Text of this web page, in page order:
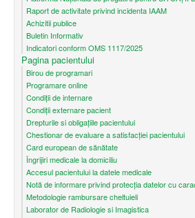
Raport de activitate privind incidenta IAAM
Achizitii publice
Buletin Informativ
Indicatori conform OMS 1117/2025
Pagina pacientului
Birou de programari
Programare online
Condiţii de internare
Condiții externare pacient
Drepturile si obligațiile pacientului
Chestionar de evaluare a satisfacției pacientului
Card european de sănătate
Îngrijiri medicale la domiciliu
Accesul pacientului la datele medicale
Notă de informare privind protecţia datelor cu
Metodologie rambursare cheltuieli
Laborator de Radiologie si Imagistica